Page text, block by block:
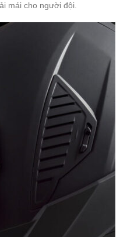
mái cho người đội.